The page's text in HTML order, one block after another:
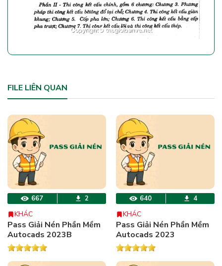
FILE LIÊN QUAN
667 2
KHÁC
Pass Giải Nén Phần Mềm
Autocads 2023B
640 4
KHÁC
Pass Giải Nén Phần Mềm
Autocads 2023